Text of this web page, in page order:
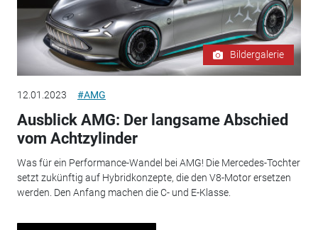
Bildergalerie
12.01.2023 #AMG
Ausblick AMG: Der langsame Abschied
vom Achtzylinder
Was für ein Performance-Wandel bei AMG! Die Mercedes-Tochter
setzt zukünftig auf Hybridkonzepte, die den V8-Motor ersetzen
werden. Den Anfang machen die C- und E-Klasse.